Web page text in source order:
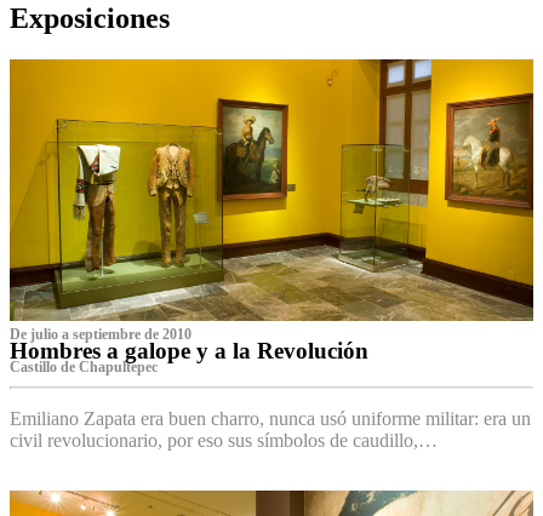
Exposiciones
De julio a septiembre de 2010
Hombres a galope y a la Revolución
Castillo de Chapultepec
Emiliano Zapata era buen charro, nunca usó uniforme militar: era un
civil revolucionario, por eso sus símbolos de caudillo,…